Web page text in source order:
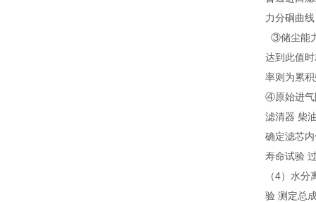
力分硐曲
③储尘能
达到此值
率则为累
④原始进气
滤清器 柴
确定滤芯
寿命试验
（4）水
验 测定总